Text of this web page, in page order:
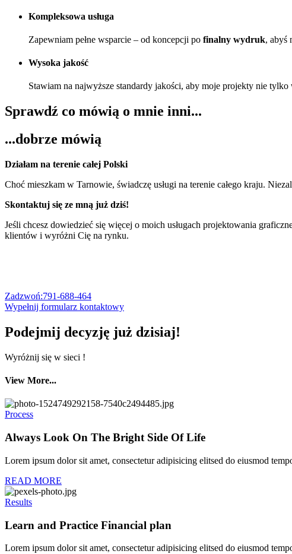
Kompleksowa usługa
Zapewniam pełne wsparcie – od koncepcji po finalny wydruk, abyś
Wysoka jakość
Stawiam na najwyższe standardy jakości, aby moje projekty nie
Sprawdź co mówią o mnie inni...
...dobrze mówią
Działam na terenie całej Polski
Choć mieszkam w Tarnowie, świadczę usługi na terenie całego kraju.
Skontaktuj się ze mną już dziś!
Jeśli chcesz dowiedzieć się więcej o moich usługach projektowania
klientów i wyróżni Cię na rynku.
Zadzwoń:791-688-464
Wypełnij formularz kontaktowy
Podejmij decyzję już dzisiaj!
Wyróżnij się w sieci !
View More...
Process
Always Look On The Bright Side Of Life
Lorem ipsum dolor sit amet, consectetur adipisicing elitsed do eiusmod
READ MORE
Results
Learn and Practice Financial plan
Lorem ipsum dolor sit amet, consectetur adipisicing elitsed do eiusmod